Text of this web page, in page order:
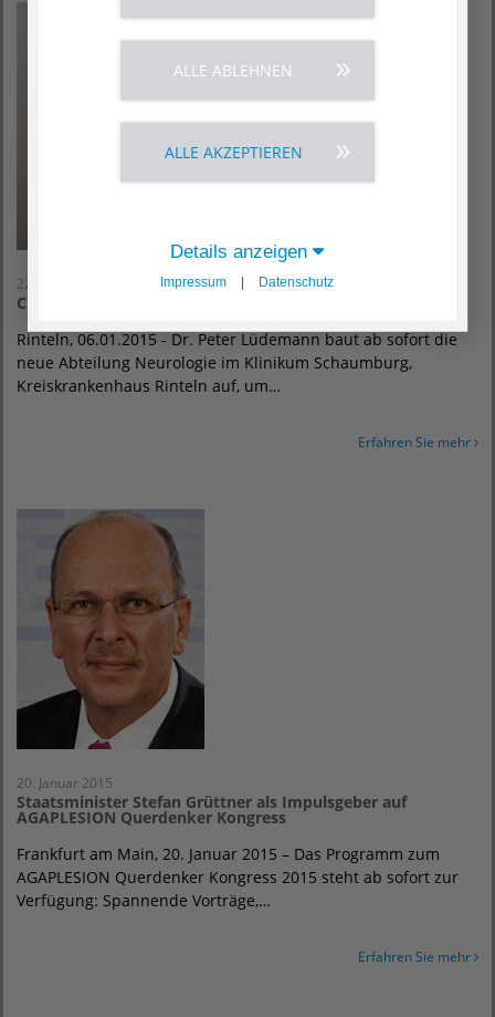
22. Januar 2015
Chefarzt für die neue Abteilung Neurologie
Rinteln, 06.01.2015 - Dr. Peter Lüdemann baut ab sofort die
neue Abteilung Neurologie im Klinikum Schaumburg,
Kreiskrankenhaus Rinteln auf, um…
Erfahren Sie mehr
20. Januar 2015
Staatsminister Stefan Grüttner als Impulsgeber auf
AGAPLESION Querdenker Kongress
Frankfurt am Main, 20. Januar 2015 – Das Programm zum
AGAPLESION Querdenker Kongress 2015 steht ab sofort zur
Verfügung: Spannende Vorträge,…
Erfahren Sie mehr
ALLE ABLEHNEN
ALLE AKZEPTIEREN
Details anzeigen
Impressum | Datenschutz